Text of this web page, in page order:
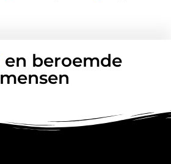
en beroemde
mensen